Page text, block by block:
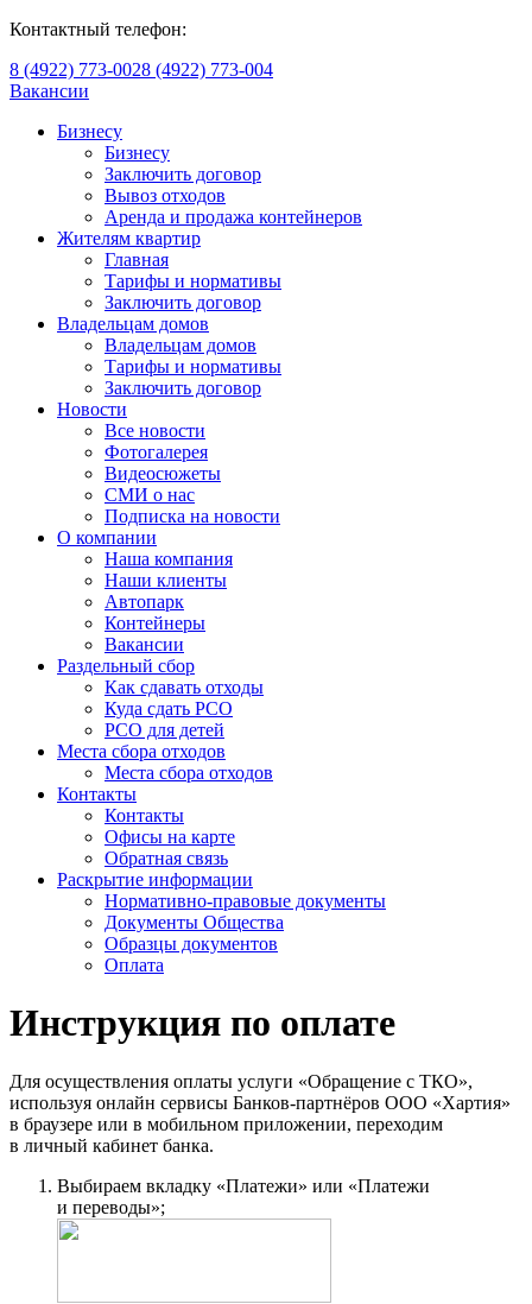
Контактный телефон:
8 (4922) 773-0028 (4922) 773-004
Вакансии
Бизнесу
Бизнесу
Заключить договор
Вывоз отходов
Аренда и продажа контейнеров
Жителям квартир
Главная
Тарифы и нормативы
Заключить договор
Владельцам домов
Владельцам домов
Тарифы и нормативы
Заключить договор
Новости
Все новости
Фотогалерея
Видеосюжеты
СМИ о нас
Подписка на новости
О компании
Наша компания
Наши клиенты
Автопарк
Контейнеры
Вакансии
Раздельный сбор
Как сдавать отходы
Куда сдать РСО
РСО для детей
Места сбора отходов
Места сбора отходов
Контакты
Контакты
Офисы на карте
Обратная связь
Раскрытие информации
Нормативно-правовые документы
Документы Общества
Образцы документов
Оплата
Инструкция по оплате
Для осуществления оплаты услуги «Обращение с ТКО»,
используя онлайн сервисы Банков-партнёров ООО «Хартия»
в браузере или в мобильном приложении, переходим
в личный кабинет банка.
Выбираем вкладку «Платежи» или «Платежи
и переводы»;